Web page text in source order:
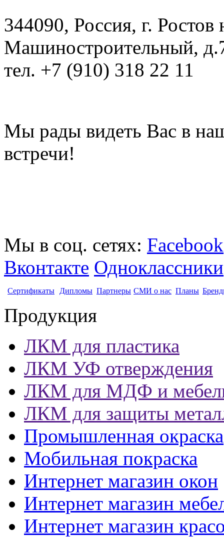
344090, Россия, г.
Машиностроительный,
тел. +7 (910) 318 22 11
Мы рады видеть Вас в
встречи!
Мы в соц. сетях: Facebook
Вконтакте Одноклассники
Сертификаты Дипломы Партнеры СМИ о нас Планы
Продукция
ЛКМ для пластика
ЛКМ УФ отверждения
ЛКМ для МДФ и
ЛКМ для защиты
Промышленная окраска
Мобильная покраска
Интернет магазин окон
Интернет магазин
Интернет магазин